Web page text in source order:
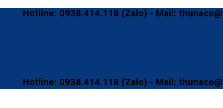
0938.414.118 (Zalo) - Mail:
0938.414.118 (Zalo) - Mail: